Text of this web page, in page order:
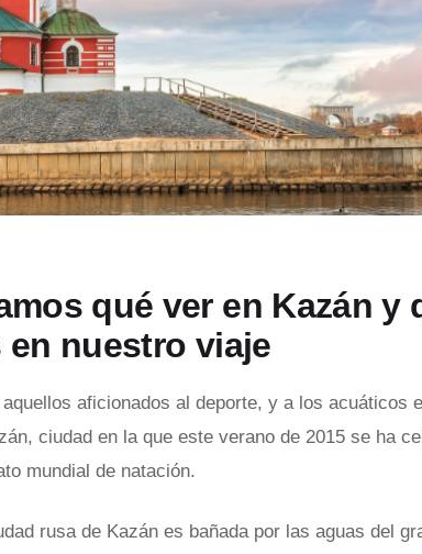
qué ver en Kazán y
nuestro viaje
aficionados al deporte, y a los acuáticos
ciudad en la que este verano de 2015 se ha
mundial de natación.
rusa de Kazán es bañada por las aguas del